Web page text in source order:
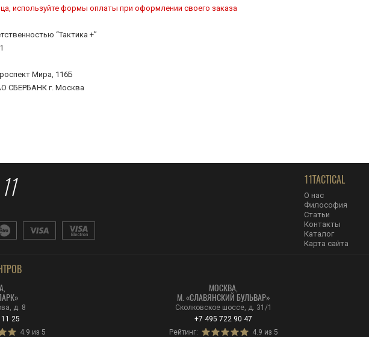
используйте формы оплаты при оформлении своего заказа
“Тактика +”
Мира, 116Б
СБЕРБАНК г. Москва
11TACTICAL
О нас
Философия
Статьи
Контакты
Каталог
Карта сайта
д. 8
25
4.9 из 5
МОСКВА,
М. «CЛАВЯНСКИЙ БУЛЬВАР»
Сколковское шоссе, д. 31/1
+7 495 722 90 47
Рейтинг:
4.9 из 5